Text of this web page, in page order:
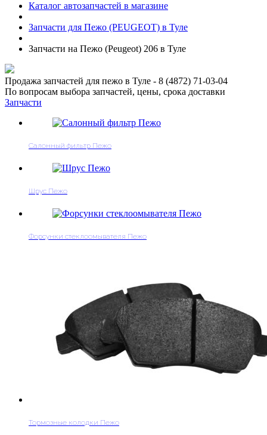
Каталог автозапчастей в магазине
Запчасти для Пежо (PEUGEOT) в Туле
Запчасти на Пежо (Peugeot) 206 в Туле
Продажа запчастей для пежо в Туле - 8 (4872) 71-03-04
По вопросам выбора запчастей, цены, срока доставки
Запчасти
Cалонный фильтр Пежо
Шрус Пежо
Форсунки стеклоомывателя Пежо
Тормозные колодки Пежо